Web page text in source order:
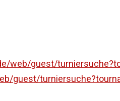
web/guest/
guest/